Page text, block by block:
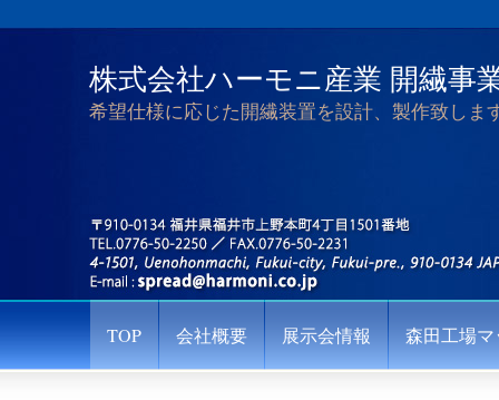
株式会社ハーモニ産業 開繊事
希望仕様に応じた開繊装置を設計、製作致しま
TOP 会社概要 展示会情報 森田工場マ